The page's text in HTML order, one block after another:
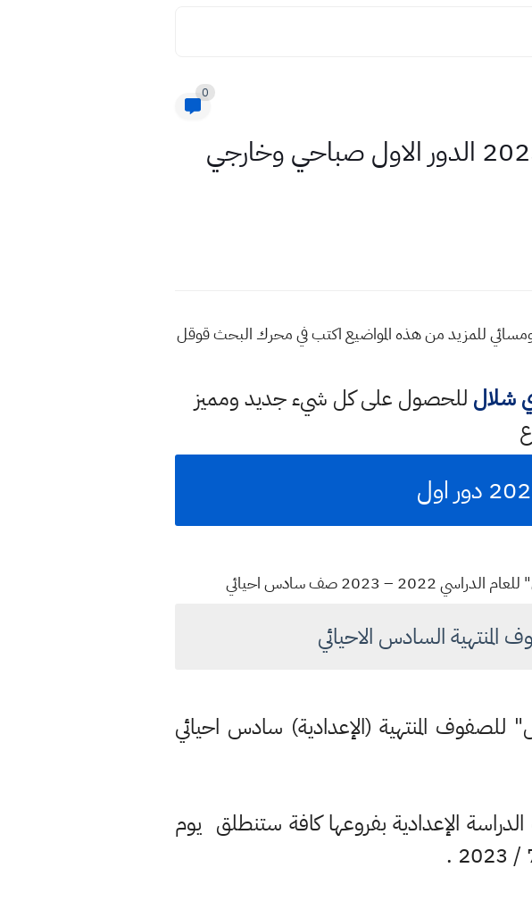
0
جدول امتحانات الوزاري السادس العلمي الاحيائي 2023 الدور الاول صباحي وخارجي
2023 الدور الاول صباحي وخارجي ومسائي للمزيد من هذه المواضيع اكتب في محرك البحث قوقل
شلال للحصول على كل شيء جديد ومميز
2023 صف سادس احيائي
المنتهية السادس الاحيائي
للصفوف المنتهية (الإعدادية) سادس احيائي
الإعدادية بفروعها كافة ستنطلق يوم